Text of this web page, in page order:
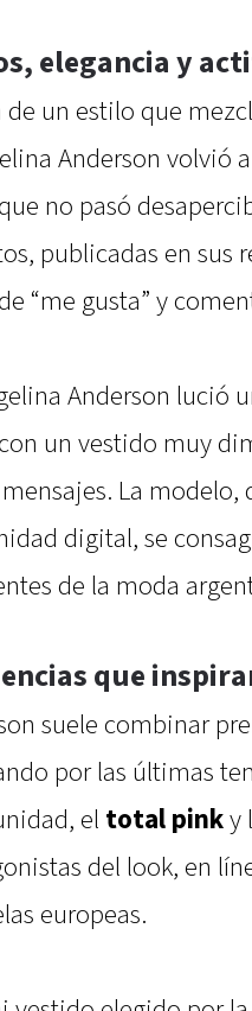
elegancia y
de un estilo que
Anderson volvió
no pasó
publicadas en sus
“me gusta” y
Anderson lució
un vestido muy
La
digital, se
de la moda
que
suele combinar
por las últimas
el total pinky
del look, en
europeas.